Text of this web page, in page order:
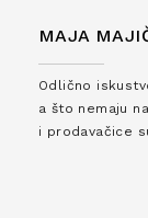
MAJA
Odlično
a što nemaju
i prodavačice